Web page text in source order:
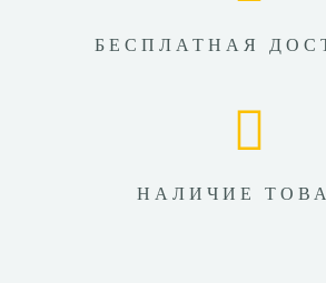
БЕСПЛАТНАЯ
НАЛИЧИЕ